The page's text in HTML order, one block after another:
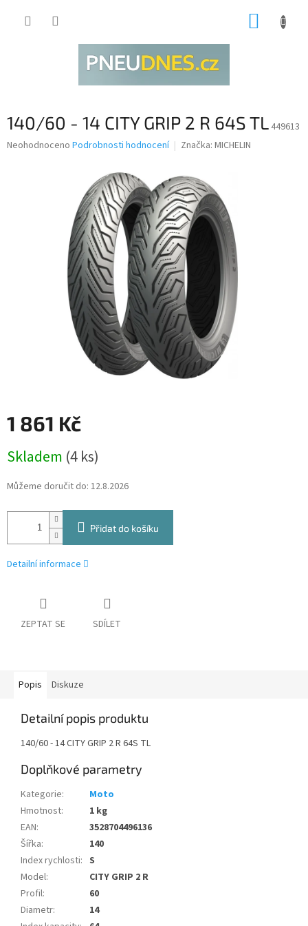
140/60 - 14 CITY GRIP 2 R 64S TL 449613
Průměrné
Neohodnoceno Podrobnosti hodnocení Značka: MICHELIN
1 861 Kč
cena:
Skladem (4 ks)
Můžeme doručit do: 12.8.2026
Přidat do košíku
Detailní informace
ZEPTAT SE SDÍLET
Popis Diskuze
Detailní popis produktu
140/60 - 14 CITY GRIP 2 R 64S TL
Doplňkové parametry
Kategorie:
Moto
Hmotnost:
1 kg
EAN:
3528704496136
Šířka:
140
Index rychlosti: S
Model:
CITY GRIP 2 R
Profil:
60
Diametr:
14